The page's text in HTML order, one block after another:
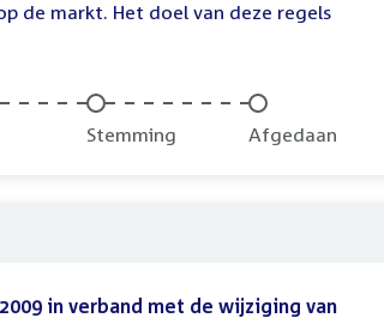
de markt. Het doel van deze regels
Onvoltooid:
Stemming Onvoltooid:
Afgedaan
in verband met de wijziging van